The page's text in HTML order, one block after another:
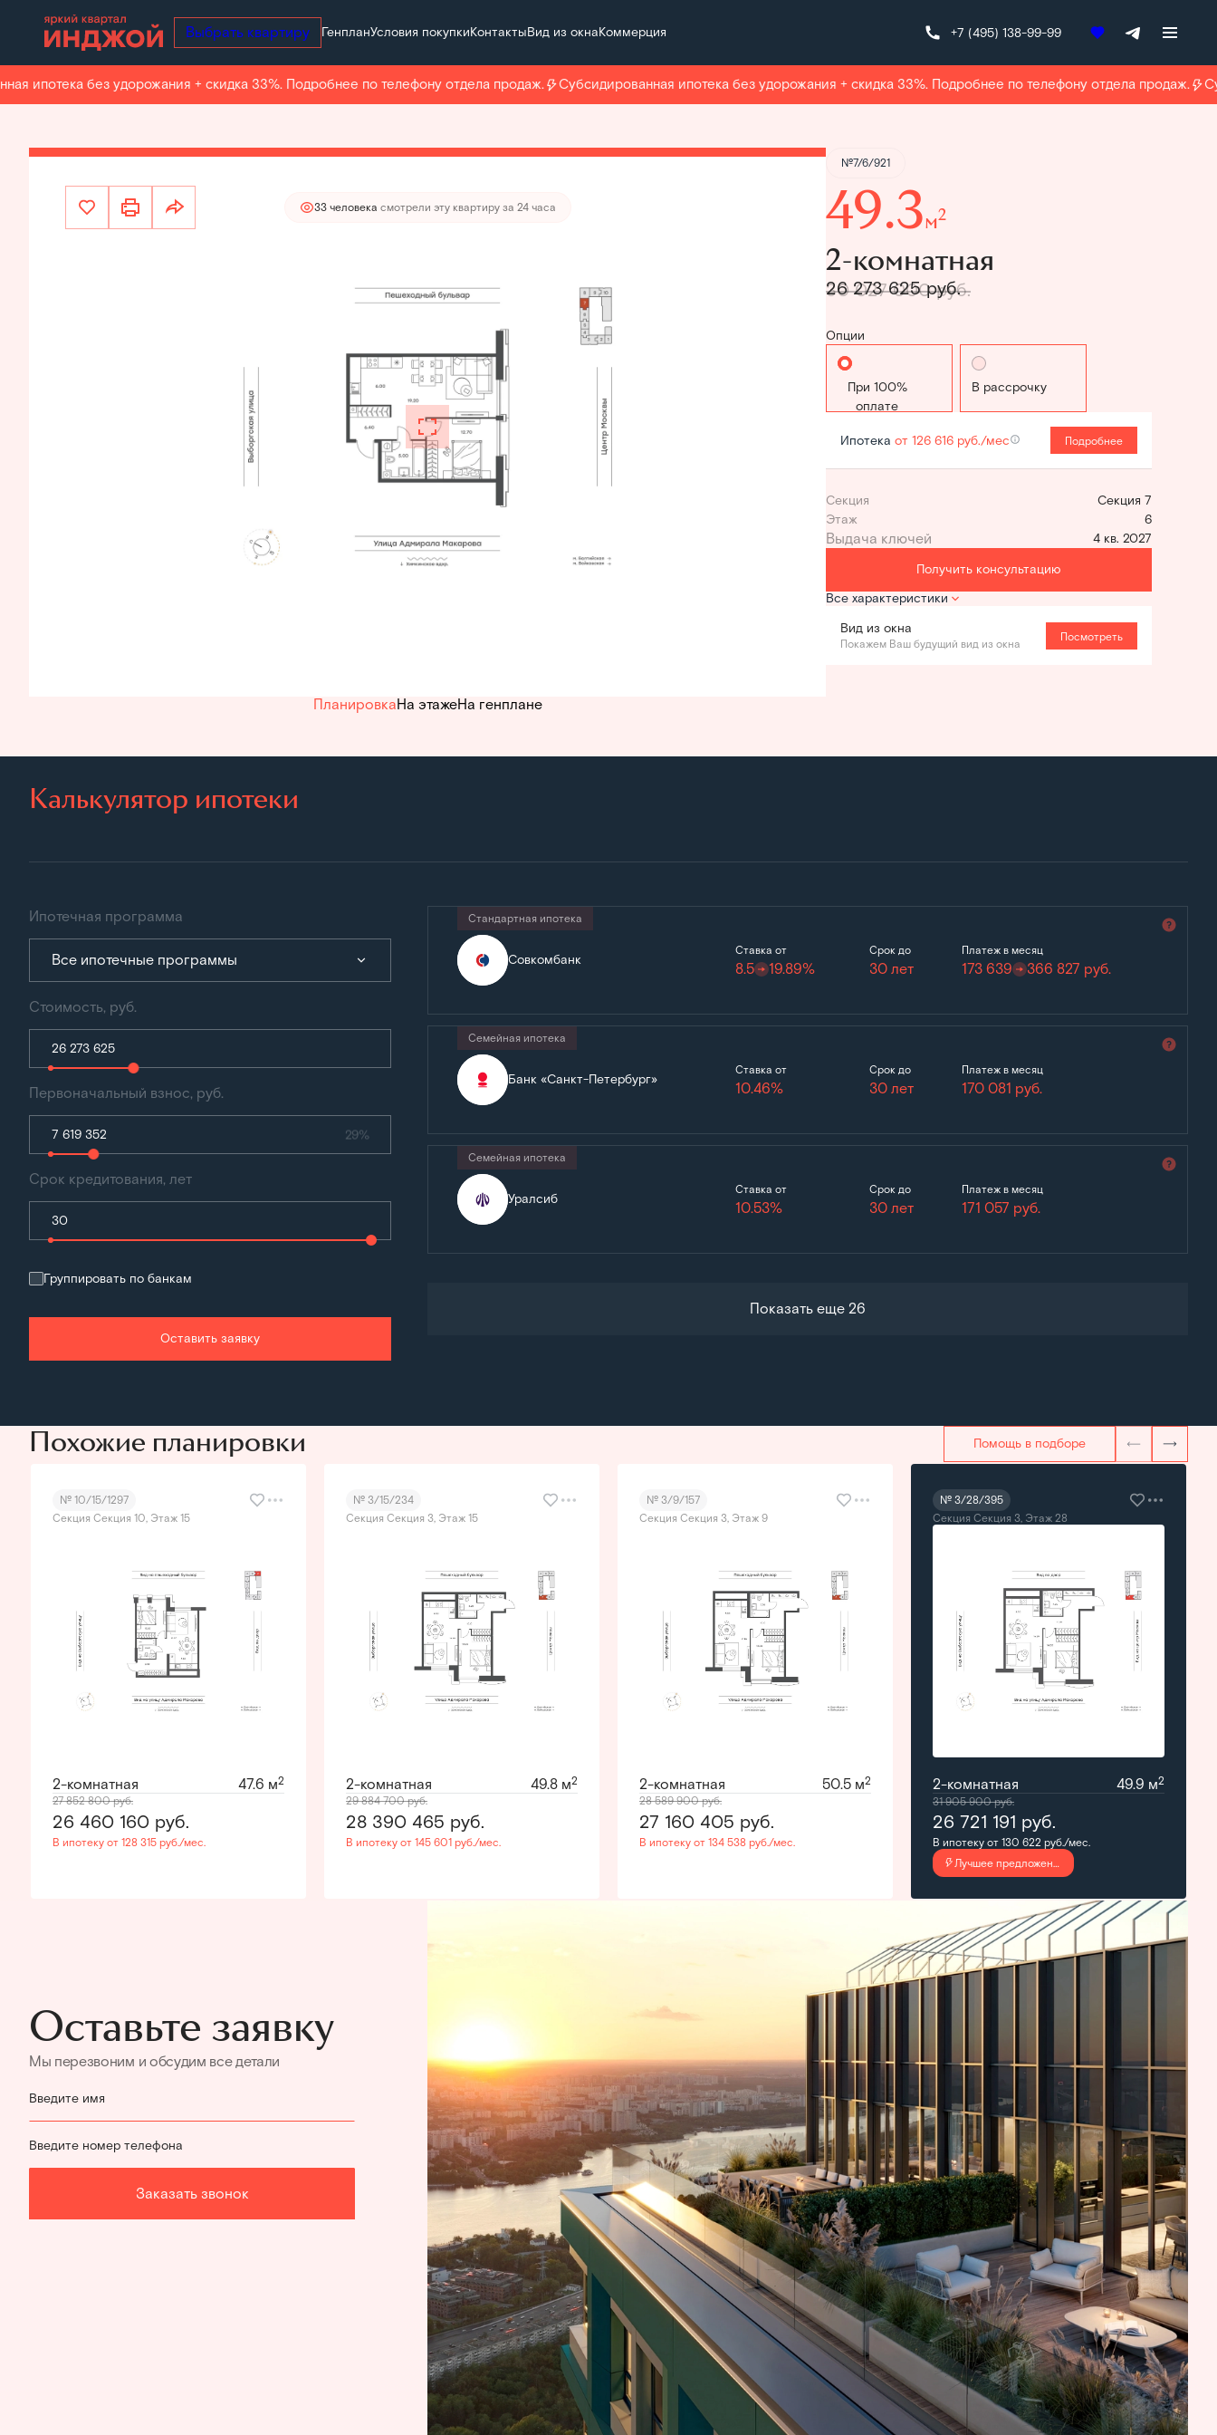
Выбрать квартиру ГенпланУсловия покупкиКонтактыВид из окнаКоммерция +7 (495) 138-99-99
ипотека без удорожания + скидка 33%. Подробнее по телефону отдела продаж. Субсидированная ипотека без удорожания + скидка 33%. Подробнее по телефону отдела продаж.
2-комнатная49.3 м2
26 273 625 руб.Ипотекаот 126 616 руб./мес.
Получить консультацию
19 человекдобавили эту квартиру в избранное
ПланировкаНа этажеНа генплане
№7/6/921
49.3м2
2-комнатная
30 027 000 руб.
26 273 625 руб.
Опции
Стандартная В рассрочку
Ипотека от 126 616 руб./мес Подробнее
Секция
Секция 7
Этаж
6
4 кв. 2027
Получить консультацию
Все характеристики
Вид из окна
Покажем Ваш будущий вид из окна
Посмотреть
Калькулятор ипотеки
Ипотечная программа
Все ипотечные программы
Стоимость, руб.
Первоначальный взнос, руб.
29%
Срок кредитования, лет
Группировать по банкам
Оставить заявку
Совкомбанк
Стандартная ипотека
Ставка от
8.5 19.89%
Срок до
30 лет
Платеж в месяц
173 639 366 827 руб.
Банк «Санкт-Петербург»
Семейная ипотека
Ставка от
10.46%
Срок до
30 лет
Платеж в месяц
170 081 руб.
Уралсиб
Семейная ипотека
Ставка от
10.53%
Срок до
30 лет
Платеж в месяц
171 057 руб.
Показать еще 26
Похожие планировки Помощь в подборе
№ 10/15/1297
Секция Секция 10, Этаж 15
2-комнатная 47.6 м2
27 852 800руб.
26 460 160 руб.
В ипотеку от 128 315 руб./мес.
№ 3/15/234
Секция Секция 3, Этаж 15
2-комнатная 49.8 м2
29 884 700руб.
28 390 465 руб.
В ипотеку от 145 601 руб./мес.
№ 3/9/157
Секция Секция 3, Этаж 9
2-комнатная 50.5 м2
28 589 900руб.
27 160 405 руб.
В ипотеку от 134 538 руб./мес.
№ 3/28/395
Секция Секция 3, Этаж 28
2-комнатная 49.9 м2
31 905 900руб.
26 721 191 руб.
В ипотеку от 130 622 руб./мес.
Лучшее предложение
Оставьте заявку
Мы перезвоним и обсудим все детали
Введите имя
Введите номер телефона
Заказать звонок